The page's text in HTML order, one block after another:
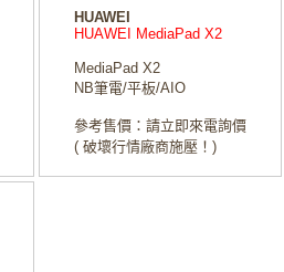
HUAWEI
HUAWEI MediaPad X2
MediaPad X2
NB筆電/平板/AIO
參考售價：請立即來電詢價
( 破壞行情廠商施壓！)